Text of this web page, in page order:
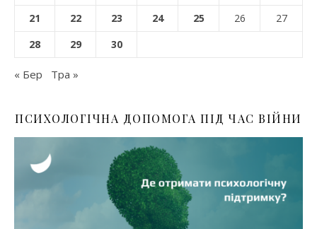
21
22 23 24 25 26
27
28
29 30
« Бер Тра »
ПСИХОЛОГІЧНА ДОПОМОГА ПІД ЧАС ВІЙНИ